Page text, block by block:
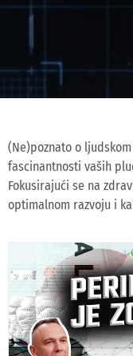
(Ne)poznato o
fascinantnosti vaših
Fokusirajući se na
optimalnom razvoju i